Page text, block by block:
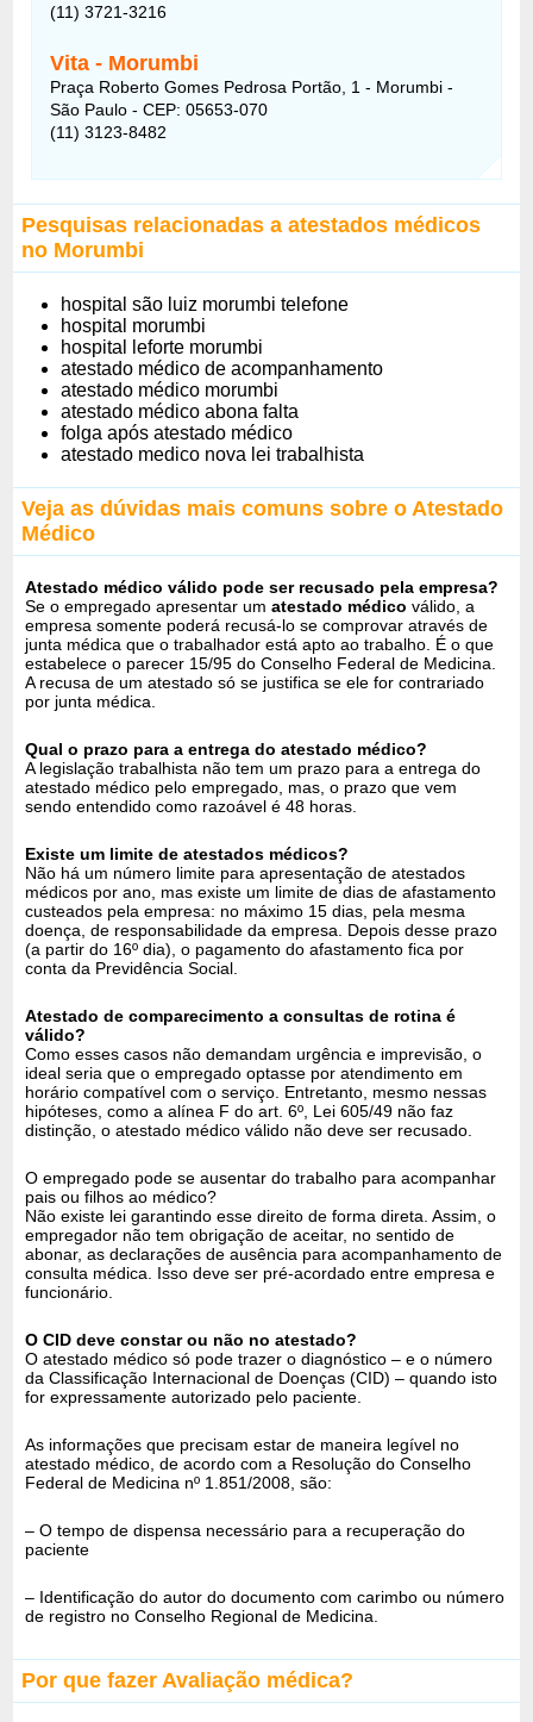
(11) 3721-3216
Vita - Morumbi
Praça Roberto Gomes Pedrosa Portão, 1 - Morumbi -
São Paulo - CEP: 05653-070
(11) 3123-8482
Pesquisas relacionadas a atestados médicos
no Morumbi
hospital são luiz morumbi telefone
hospital morumbi
hospital leforte morumbi
atestado médico de acompanhamento
atestado médico morumbi
atestado médico abona falta
folga após atestado médico
atestado medico nova lei trabalhista
Veja as dúvidas mais comuns sobre o Atestado
Médico
Atestado médico válido pode ser recusado pela empresa?
Se o empregado apresentar umatestado médico válido, a
empresa somente poderá recusá-lo se comprovar através de
junta médica que o trabalhador está apto ao trabalho. É o que
estabelece o parecer 15/95 do Conselho Federal de Medicina.
A recusa de um atestado só se justifica se ele for contrariado
por junta médica.
Qual o prazo para a entrega do atestado médico?
A legislação trabalhista não tem um prazo para a entrega do
atestado médico pelo empregado, mas, o prazo que vem
sendo entendido como razoável é 48 horas.
Existe um limite de atestados médicos?
Não há um número limite para apresentação de atestados
médicos por ano, mas existe um limite de dias de afastamento
custeados pela empresa: no máximo 15 dias, pela mesma
doença, de responsabilidade da empresa. Depois desse prazo
(a partir do 16º dia), o pagamento do afastamento fica por
conta da Previdência Social.
Atestado de comparecimento a consultas de rotina é
válido?
Como esses casos não demandam urgência e imprevisão, o
ideal seria que o empregado optasse por atendimento em
horário compatível com o serviço. Entretanto, mesmo nessas
hipóteses, como a alínea F do art. 6º, Lei 605/49 não faz
distinção, o atestado médico válido não deve ser recusado.
O empregado pode se ausentar do trabalho para acompanhar
pais ou filhos ao médico?
Não existe lei garantindo esse direito de forma direta. Assim, o
empregador não tem obrigação de aceitar, no sentido de
abonar, as declarações de ausência para acompanhamento de
consulta médica. Isso deve ser pré-acordado entre empresa e
funcionário.
O CID deve constar ou não no atestado?
O atestado médico só pode trazer o diagnóstico – e o número
da Classificação Internacional de Doenças (CID) – quando isto
for expressamente autorizado pelo paciente.
As informações que precisam estar de maneira legível no
atestado médico, de acordo com a Resolução do Conselho
Federal de Medicina nº 1.851/2008, são:
– O tempo de dispensa necessário para a recuperação do
paciente
– Identificação do autor do documento com carimbo ou número
de registro no Conselho Regional de Medicina.
Por que fazer Avaliação médica?